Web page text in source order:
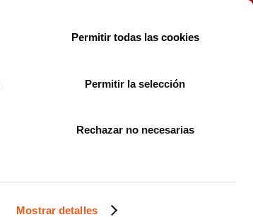
Mostrar detalles
Permitir todas las cookies
Permitir la selección
Rechazar no necesarias